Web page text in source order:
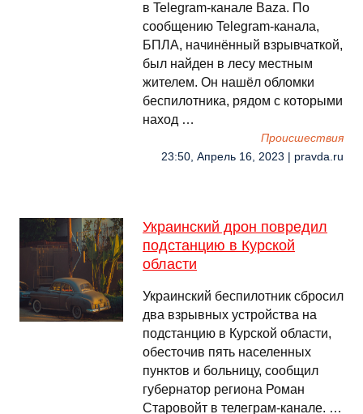
в Telegram-канале Baza. По
сообщению Telegram-канала,
БПЛА, начинённый взрывчаткой,
был найден в лесу местным
жителем. Он нашёл обломки
беспилотника, рядом с которыми
наход …
Происшествия
23:50, Апрель 16, 2023 | pravda.ru
Украинский дрон повредил
подстанцию в Курской
области
Украинский беспилотник сбросил
два взрывных устройства на
подстанцию в Курской области,
обесточив пять населенных
пунктов и больницу, сообщил
губернатор региона Роман
Старовойт в телеграм-канале. …